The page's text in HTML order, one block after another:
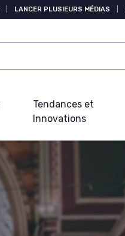
LANCER PLUSIEURS MÉDIAS
Tendances et
Innovations